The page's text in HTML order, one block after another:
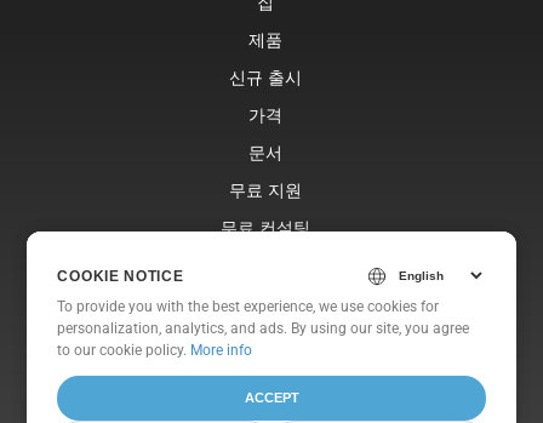
COOKIE NOTICE
To provide you with the best experience, we use cookies for
personalization, analytics, and ads. By using our site, you agree
toour cookie policy.
ACCEPT
제품
신규 출시
가격
문서
무료 지원
무료 컨설팅
웹사이트
에 대한
COOKIE NOTICE
To provide you with the best experience, we use cookies for
personalization, analytics, and ads. By using our site, you agree
to our cookie policy. More info
ACCEPT